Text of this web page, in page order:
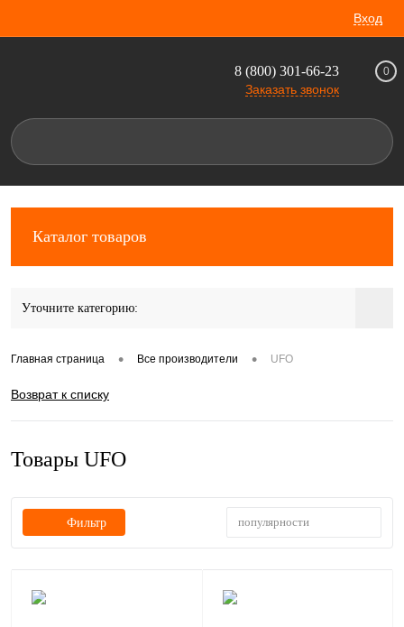
Вход
8 (800) 301-66-23
Заказать звонок
0
Каталог товаров
Уточните категорию:
Главная страница • Все производители • UFO
Возврат к списку
Товары UFO
Фильтр популярности